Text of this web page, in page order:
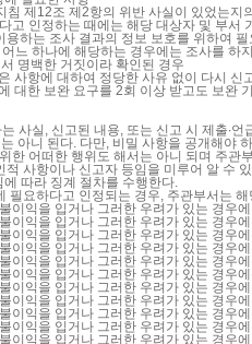
침 제12조 제2항의 위반 사실이 있었는지
고 인정하는 때에는 해당 대상자 및 부
용하는 조사 결과의 정보 보호를 위하여
느 하나에 해당하는 경우에는 조사를 하
명백한 거짓이라 확인된 경우
사항에 대하여 정당한 사유 없이 다시 신
대한 보완 요구를 2회 이상 받고도 보완
사실, 신고된 내용, 또는 신고 시 제출∙
아니 된다. 다만, 비밀 사항을 공개해야
한 어떠한 행위도 해서는 아니 되며 주관
사항이나 신고자 등임을 미루어 알 수
따라 징계 절차를 수행한다.
필요하다고 인정되는 경우, 주관부서는
이익을 입거나 그러한 우려가 있는 경우
이익을 입거나 그러한 우려가 있는 경우
이익을 입거나 그러한 우려가 있는 경우
이익을 입거나 그러한 우려가 있는 경우
이익을 입거나 그러한 우려가 있는 경우
이익을 입거나 그러한 우려가 있는 경우
이익을 입거나 그러한 우려가 있는 경우
이익을 입거나 그러한 우려가 있는 경우
이익을 입거나 그러한 우려가 있는 경우
이익을 입거나 그러한 우려가 있는 경우
이익을 입거나 그러한 우려가 있는 경우